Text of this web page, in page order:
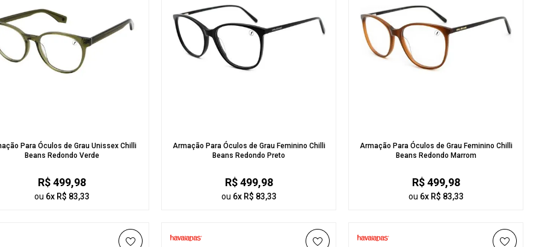
Para Óculos de Grau Unissex Chilli
Beans Redondo Verde
R$ 499,98
ou 6x R$ 83,33
Armação Para Óculos de Grau Feminino Chilli
Beans Redondo Preto
R$ 499,98
ou 6x R$ 83,33
Armação Para Óculos de Grau Feminino Chilli
Beans Redondo Marrom
R$ 499,98
ou 6x R$ 83,33